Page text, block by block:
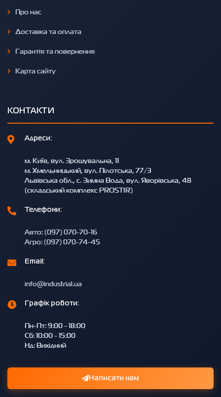
Про нас
Доставка та оплата
Гарантія та повернення
Карта сайту
КОНТАКТИ
Адреси:
м. Київ, вул. Зрошувальна, 11
м. Хмельницький, вул. Пілотська, 77/3
Львівська обл., с. Зимна Вода, вул. Яворівська, 48
(складський комплекс PROSTIR)
Телефони:
Авто: (097) 070-70-16
Агро: (097) 070-74-45
Email:
info@industrial.ua
Графік роботи:
Пн-Пт: 9:00 - 18:00
Сб: 10:00 - 15:00
Нд: Вихідний
Написати нам